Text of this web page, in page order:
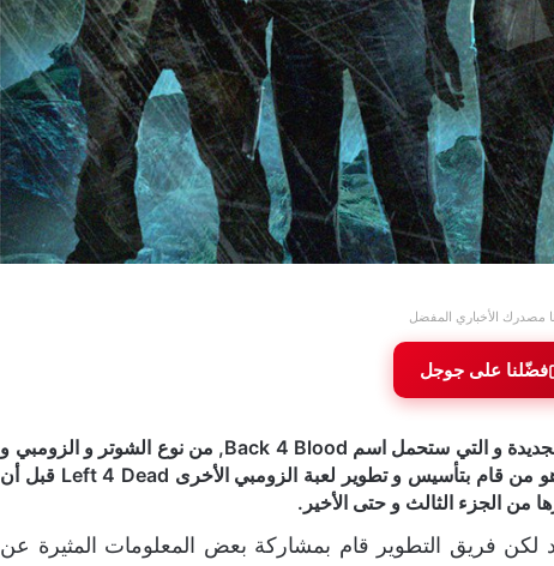
مصدرك الأخباري المفضل
فضّلنا على جوجل
أعلن فريق التطوير Turtle Rock Studios عن لعبتهم الجديدة و التي ستحمل اسم Back 4 Blood, من نوع الشوتر و الزومبي و
ستكون لعبة تعاونية “اونلاين فقط”, يذكر أن هذا الفريق هو من قام بتأسيس و تطوير لعبة الزومبي الأخرى Left 4 Dead قبل أن
فريق التطوير قام بمشاركة بعض المعلومات المثيرة عن